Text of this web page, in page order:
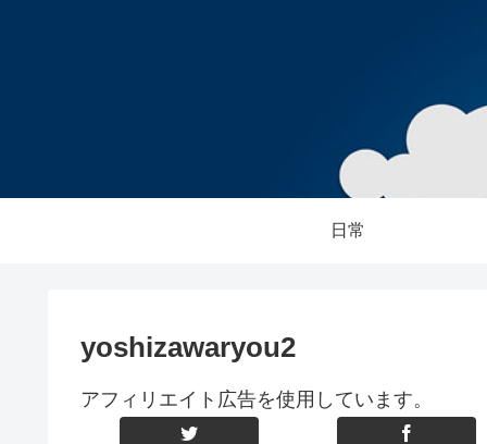
日常
yoshizawaryou2
アフィリエイト広告を使用しています。